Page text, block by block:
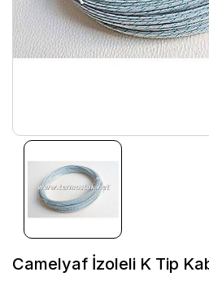
Camelyaf İzoleli K Tip